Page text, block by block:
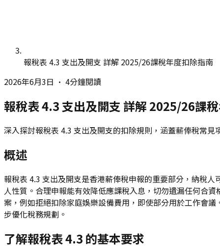
報稅表 4.3 支出及開支 詳解 2025/26課稅年度扣除指南
2026年6月3日 • 4分鐘閱讀
報稅表 4.3 支出及開支 詳解 2025/26課
深入探討報稅表 4.3 支出及開支的扣除規則，涵蓋薪俸稅常
概述
報稅表 4.3 支出及開支是香港薪俸稅申報的重要部分，納稅
人性質。合理申報能有效降低應課稅入息，切勿遺漏任何合
案，例如拒絕扣除家庭娛樂設備費用，即使部分用於工作會
步優化稅務規劃。
了解報稅表 4.3 的基本要求